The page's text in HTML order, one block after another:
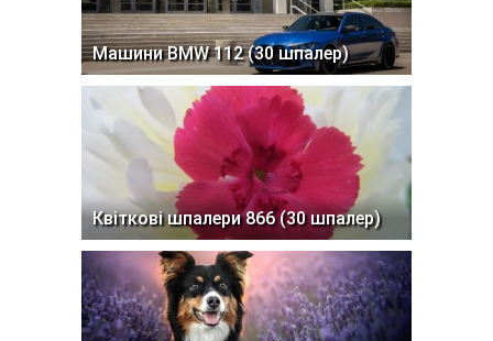
Машини BMW 112 (30 шпалер)
Квіткові шпалери 866 (30 шпалер)